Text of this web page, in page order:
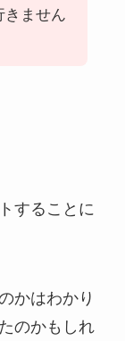
きません
することに
かはわかり
のかもしれ